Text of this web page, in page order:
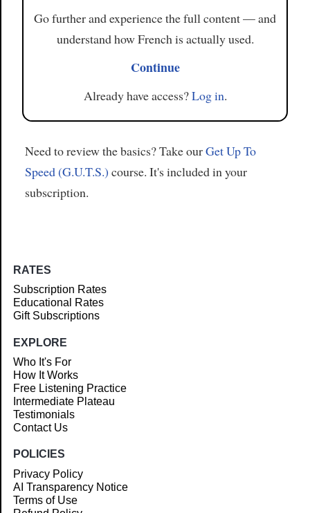
Go further and experience the full content — and
understand how French is actually used.
Continue
Already have access?Log in.
Need to review the basics? Take ourGet Up To
Speed (G.U.T.S.) course. It's included in your
subscription.
RATES
Subscription Rates
Educational Rates
Gift Subscriptions
EXPLORE
Who It's For
How It Works
Free Listening Practice
Intermediate Plateau
Testimonials
Contact Us
POLICIES
Privacy Policy
AI Transparency Notice
Terms of Use